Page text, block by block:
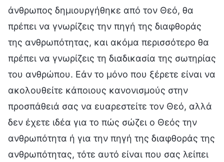
άνθρωπος δημιουργήθηκε από τον Θεό, θα
πρέπει να γνωρίζεις την πηγή της διαφθοράς
της ανθρωπότητας, και ακόμα περισσότερο θα
πρέπει να γνωρίζεις τη διαδικασία της σωτηρίας
του ανθρώπου. Εάν το μόνο που ξέρετε είναι να
ακολουθείτε κάποιους κανονισμούς στην
προσπάθειά σας να ευαρεστείτε τον Θεό, αλλά
δεν έχετε ιδέα για το πώς σώζει ο Θεός την
ανθρωπότητα ή για την πηγή της διαφθοράς της
ανθρωπότητας, τότε αυτό είναι που σας λείπει